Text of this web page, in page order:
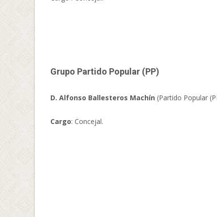
Grupo Partido Popular (PP)
D. Alfonso Ballesteros Machín (Partido Popular
Cargo: Concejal.